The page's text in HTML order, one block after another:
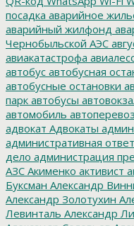
посадка аварийное
аварийный жилфонд
Чернобыльской АЭС
авиакатастрофа
автобус автобусная
автобусные остановки
парк автобусы
автомобиль
адвокат Адвокаты
административная
дело администрация
АЗС Акименко активист
Буксман Александр
Александр Золотухин
Левинталь Александр